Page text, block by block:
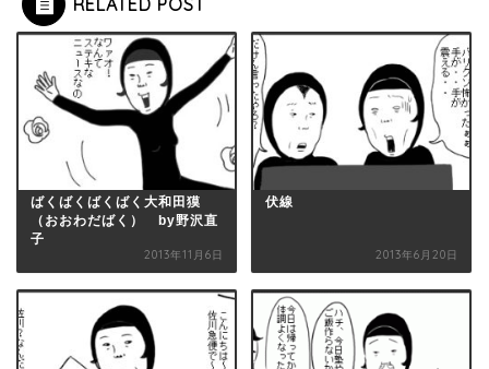
RELATED POST
ばくばくばくばく大和田獏
（おおわだばく） by野沢直
子
2013年11月6日
伏線
2013年6月20日